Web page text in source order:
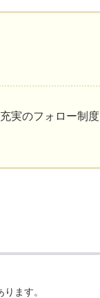
実のフォロー制度
ます。